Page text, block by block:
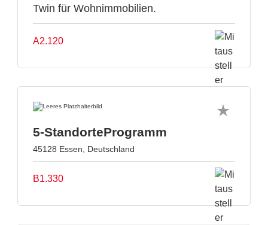
Twin für Wohnimmobilien.
A2.120
5-StandorteProgramm
45128 Essen, Deutschland
B1.330